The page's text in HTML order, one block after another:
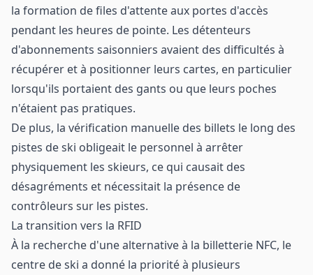
la formation de files d'attente aux portes d'accès
pendant les heures de pointe. Les détenteurs
d'abonnements saisonniers avaient des difficultés à
récupérer et à positionner leurs cartes, en particulier
lorsqu'ils portaient des gants ou que leurs poches
n'étaient pas pratiques.
De plus, la vérification manuelle des billets le long des
pistes de ski obligeait le personnel à arrêter
physiquement les skieurs, ce qui causait des
désagréments et nécessitait la présence de
contrôleurs sur les pistes.
La transition vers la RFID
À la recherche d'une alternative à la billetterie NFC, le
centre de ski a donné la priorité à plusieurs